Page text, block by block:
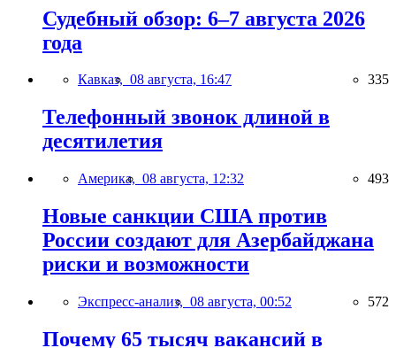
Судебный обзор: 6–7 августа 2026
года
Кавказ, 08 августа, 16:47 335
Телефонный звонок длиной в
десятилетия
Америка, 08 августа, 12:32 493
Новые санкции США против
России создают для Азербайджана
риски и возможности
Экспресс-анализ, 08 августа, 00:52 572
Почему 65 тысяч вакансий в